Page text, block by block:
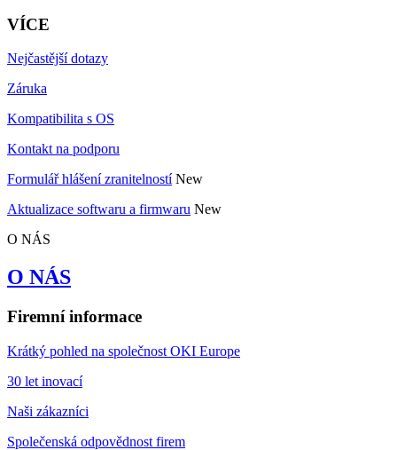
VÍCE
Nejčastější dotazy
Záruka
Kompatibilita s OS
Kontakt na podporu
Formulář hlášení zranitelností New
Aktualizace softwaru a firmwaru New
O NÁS
O NÁS
Firemní informace
Krátký pohled na společnost OKI Europe
30 let inovací
Naši zákazníci
Společenská odpovědnost firem